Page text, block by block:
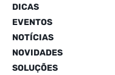
DICAS
EVENTOS
NOTÍCIAS
NOVIDADES
SOLUÇÕES